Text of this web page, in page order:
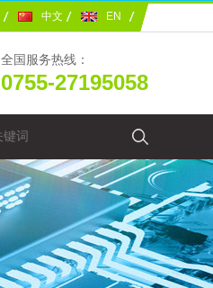
中文 EN
全国服务热线：
0755-27195058